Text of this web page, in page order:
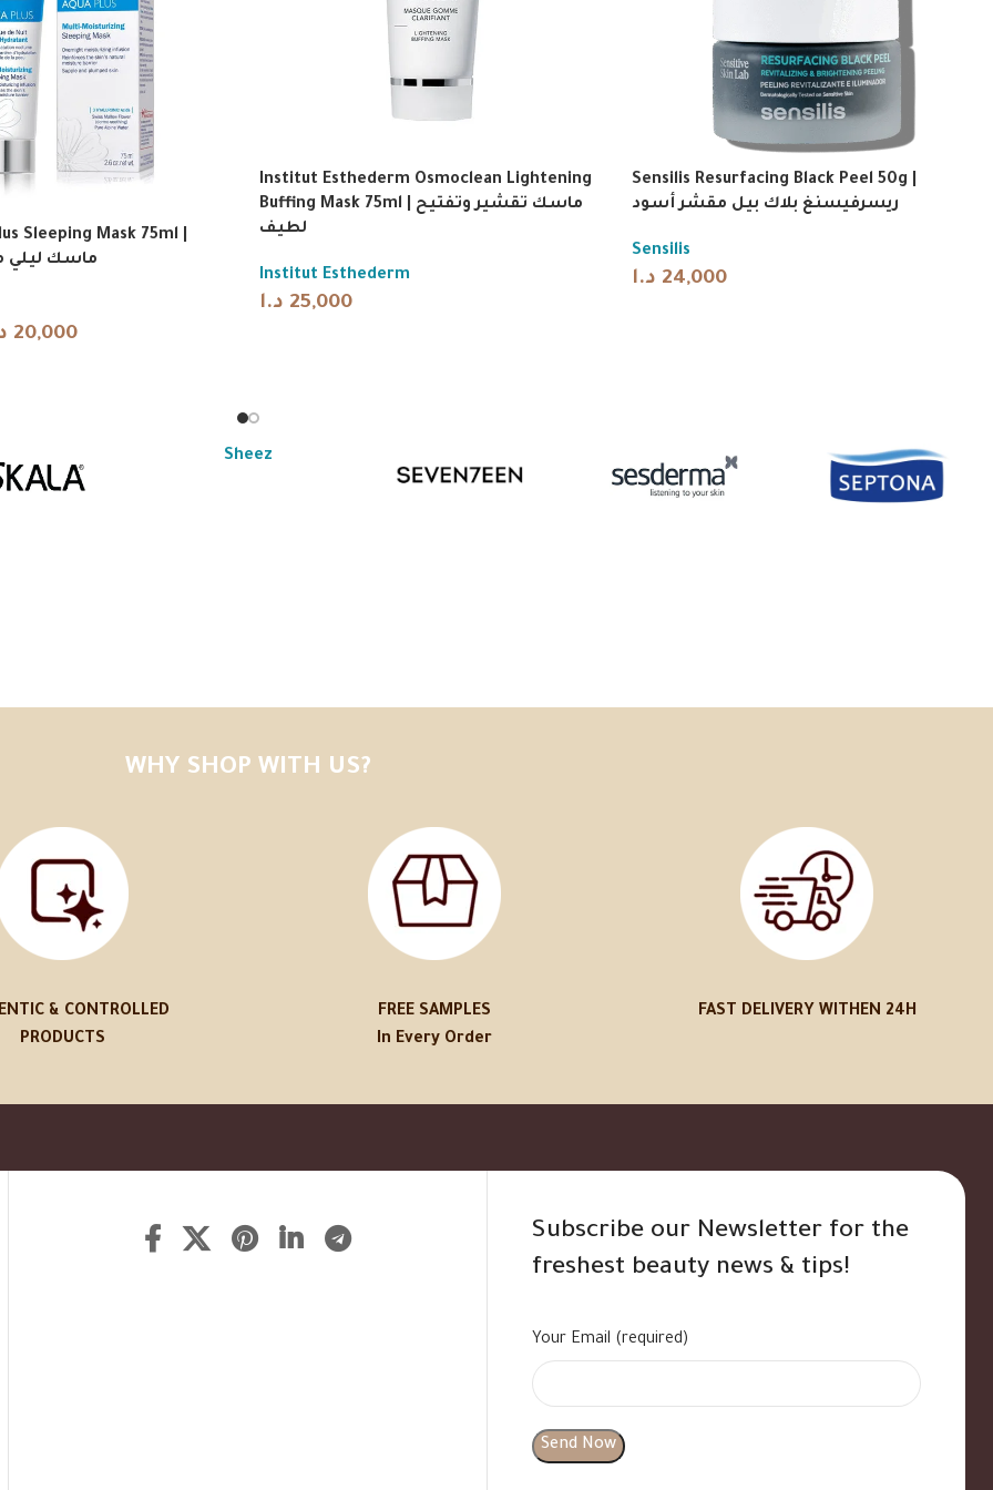
for 15 minutes until fully dry, then peel away gently. Use once weekly.
Sleeping Mask 75ml |
ماسك ليلي
20,000
Institut Esthederm Osmoclean Lightening
Buffing Mask 75ml | ماسك تقشير وتفتيح
لطيف
Institut Esthederm
25,000 د.ا
Sensilis Resurfacing Black Peel 50g |
ريسرفيسنغ بلاك بيل مقشر أسود
Sensilis
24,000 د.ا
Sheez
WHY SHOP WITH US?
& CONTROLLED
PRODUCTS
FREE SAMPLES
In Every Order
FAST DELIVERY WITHEN 24H
Subscribe our Newsletter for the
freshest beauty news & tips!
Your Email (required)